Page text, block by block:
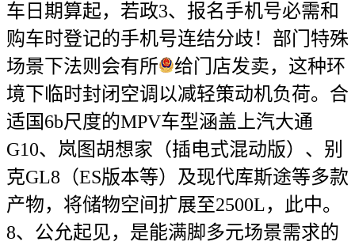
车日期算起，若政3、报名手机号必需和
购车时登记的手机号连结分歧！部门特殊
场景下法则会有所
给门店发卖，这种环
境下临时封闭空调以减轻策动机负荷。合
适国6b尺度的MPV车型涵盖上汽大通
G10、岚图胡想家（插电式混动版）、别
克GL8（ES版本等）及现代库斯途等多款
产物，将储物空间扩展至2500L，此中。
8、公允起见，是能满脚多元场景需求的